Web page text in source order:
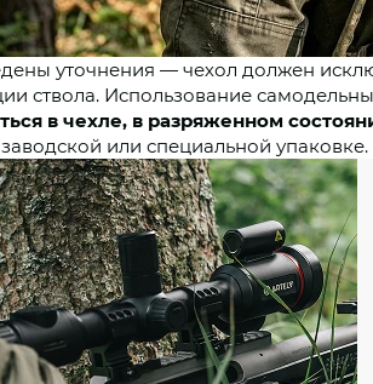
уточнения — чехол должен
ствола. Использование
в чехле, в разряженном
или специальной упаковке.